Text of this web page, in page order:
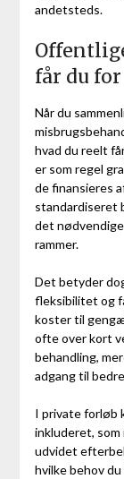
andetsteds.
får du
Når du
hvad du reelt
er som regel
de finansieres
standardiseret
det
rammer.
Det betyder
fleksibilitet og
koster til
ofte over kort
behandling,
adgang til
I private forløb
inkluderet, som
udvidet
hvilke behov